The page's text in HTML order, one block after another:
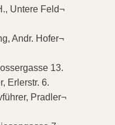
Untere Feld¬
Andr. Hofer¬
13.
Erlerstr. 6.
Pradler¬